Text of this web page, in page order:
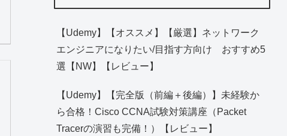
【Udemy】【オススメ】【厳選】ネットワーク
エンジニアになりたい/目指す方向け おすすめ5
選【NW】【レビュー】
【Udemy】【完全版（前編＋後編）】未経験か
ら合格！Cisco CCNA試験対策講座（Packet
Tracerの演習も完備！）【レビュー】